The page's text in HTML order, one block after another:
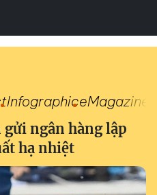
InfographiceMagazine
ngân hàng lập
hạ nhiệt